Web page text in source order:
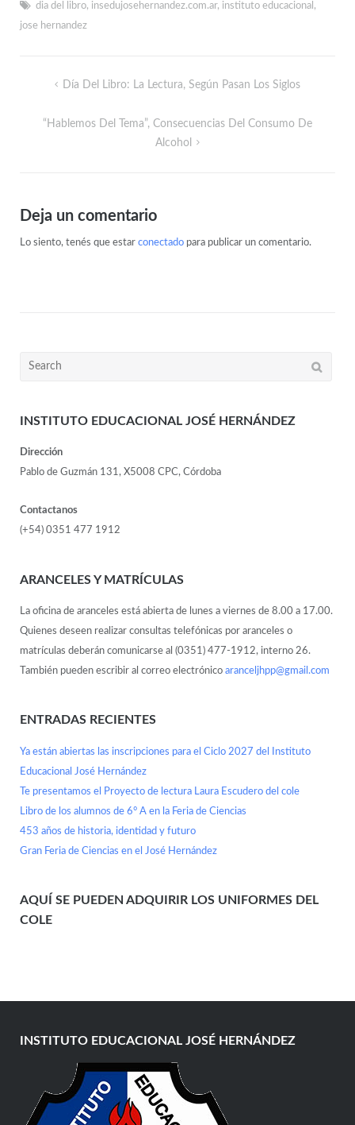
dia del libro, insedujosehernandez.com.ar, instituto educacional ,
jose hernandez
Día Del Libro: La Lectura, Según Pasan Los Siglos
“Hablemos Del Tema”, Consecuencias Del Consumo De
Alcohol
Deja un comentario
Lo siento, tenés que estar conectadopara publicar un comentario.
INSTITUTO EDUCACIONAL JOSÉ HERNÁNDEZ
Dirección
Pablo de Guzmán 131, X5008 CPC, Córdoba
Contactanos
(+54) 0351 477 1912
ARANCELES Y MATRÍCULAS
La oficina de aranceles está abierta de lunes a viernes de 8.00 a 17.00.
Quienes deseen realizar consultas telefónicas por aranceles o
matrículas deberán comunicarse al (0351) 477-1912, interno 26.
También pueden escribir al correo electrónico aranceljhpp@gmail.com
ENTRADAS RECIENTES
Ya están abiertas las inscripciones para el Ciclo 2027 del Instituto
Educacional José Hernández
Te presentamos el Proyecto de lectura Laura Escudero del cole
Libro de los alumnos de 6° A en la Feria de Ciencias
453 años de historia, identidad y futuro
Gran Feria de Ciencias en el José Hernández
AQUÍ SE PUEDEN ADQUIRIR LOS UNIFORMES DEL
COLE
INSTITUTO EDUCACIONAL JOSÉ HERNÁNDEZ